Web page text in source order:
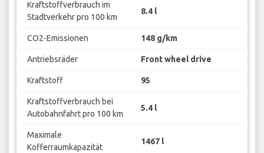
Kraftstoffverbrauch im
Stadtverkehr pro 100 km
8.4 l
CO2-Emissionen 148 g/km
Antriebsräder Front wheel drive
Kraftstoff 95
Kraftstoffverbrauch bei
Autobahnfahrt pro 100 km
5.4 l
Maximale
Kofferraumkapazität
1467 l